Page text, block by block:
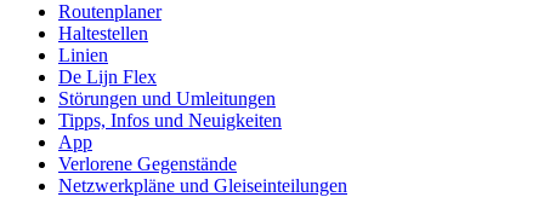
Routenplaner
Haltestellen
Linien
De Lijn Flex
Störungen und Umleitungen
Tipps, Infos und Neuigkeiten
App
Verlorene Gegenstände
Netzwerkpläne und Gleiseinteilungen